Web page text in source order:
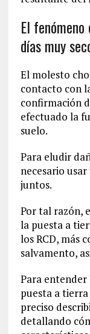
El
días muy
El molesto
contacto con
confirmación
efectuado la
suelo.
Para eludir
necesario
juntos.
Por tal razón,
la puesta a
los RCD, más
salvamento,
Para
puesta a tierra
preciso
detallando